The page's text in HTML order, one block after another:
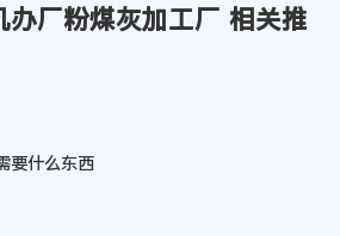
办厂粉煤灰加工厂 相关推
要什么东西